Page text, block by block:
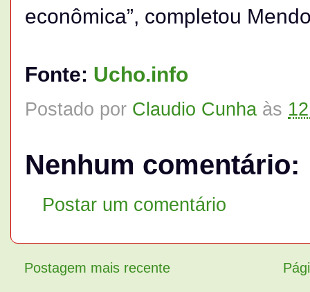
econômica”, completou
Fonte: Ucho.info
Postado por Claudio Cunha às
Nenhum comentário:
Postar um comentário
Postagem mais recente